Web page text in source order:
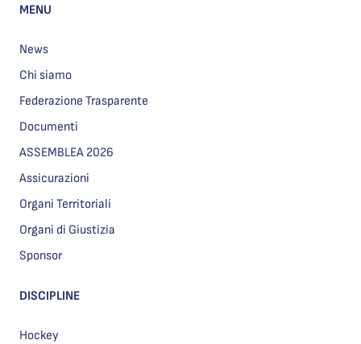
MENU
News
Chi siamo
Federazione Trasparente
Documenti
ASSEMBLEA 2026
Assicurazioni
Organi Territoriali
Organi di Giustizia
Sponsor
DISCIPLINE
Hockey